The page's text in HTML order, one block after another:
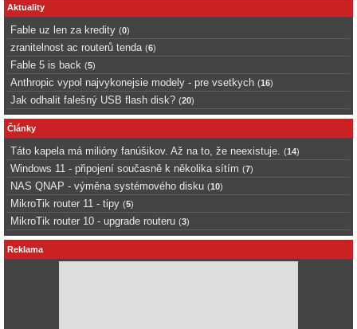
Aktuality
Fable uz len za kredity (0)
zranitelnost ac routerů tenda (6)
Fable 5 is back (5)
Anthropic vypol najvykonejsie modely - pre vsetkych (16)
Jak odhalit falešný USB flash disk? (20)
Články
Táto kapela má milióny fanúšikov. Až na to, že neexistuje. (14)
Windows 11 - připojení současně k několika sítím (7)
NAS QNAP - výměna systémového disku (10)
MikroTik router 11 - tipy (5)
MikroTik router 10 - upgrade routeru (3)
Reklama